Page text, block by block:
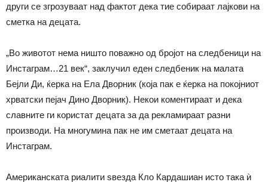
други се згрозуваат над фактот дека тие собираат лајкови на
сметка на децата.
„Во животот нема ништо поважно од бројот на следбеници на
Инстаграм…21 век“, заклучил еден следбеник на малата
Бејли Ди, ќерка на Ела Дворник (која пак е ќерка на покојниот
хрватски пејач Дино Дворник). Некои коментираат и дека
славните ги користат децата за да рекламираат разни
производи. На многумина пак не им сметаат децата на
Инстаграм.
Американската риалити ѕвезда Кло Кардашиан исто така ѝ